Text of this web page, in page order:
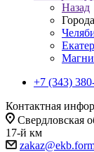
Назад
Города
+7 (343)
Контактная
Свердловская
17-й км